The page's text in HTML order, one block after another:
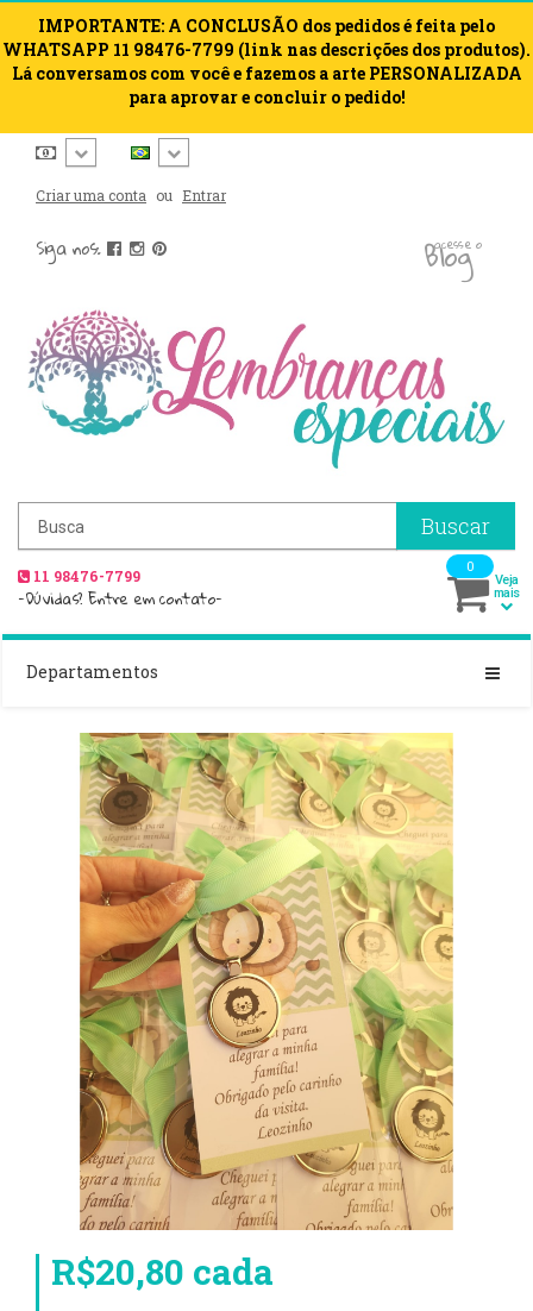
IMPORTANTE: A CONCLUSÃO dos pedidos é feita pelo
WHATSAPP 11 98476-7799 (link nas descrições dos produtos).
Lá conversamos com você e fazemos a arte PERSONALIZADA
para aprovar e concluir o pedido!
Criar uma conta ou Entrar
Siga nos: acesse o
blog
Buscar
11 98476-7799
-Dúvidas? Entre em contato-
0
Veja
mais
Departamentos
R$20,80 cada